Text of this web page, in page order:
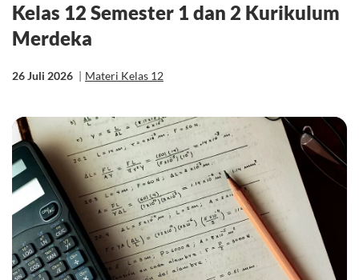
Kelas 12 Semester 1 dan 2 Kurikulum
Merdeka
26 Juli 2026 | Materi Kelas 12